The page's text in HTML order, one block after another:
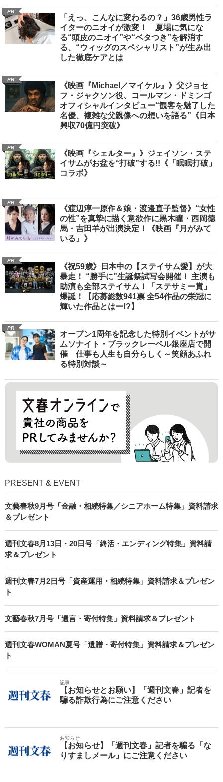
PR
「えっ、こんなに変わるの？」36歳男性ラ
イターのニオイが激変！ 夏場に気にな
る“頭皮のニオイ”や“ベタつき”を解消す
る、“ウィッグのスペシャリスト”が生み出
した徹底ケアとは
PR
《映画『Michael／マイケル』》父ジョセ
フ・ジャクソン役、コールマン・ドミンゴ
オフィシャルインタビュー“観客を魅了した
名優、複雑な父親像への想いを語る”《日本
興収70億円突破》
PR
《映画『シェルター』》ジェイソン・ステ
イサムがお盆を“打破”する!!《「眠眠打破」
コラボ》
PR
《渡辺淳一原作＆娘・渡邉直子監督》“女性
の性”を真摯に描く意欲作に黒木瞳・西岡德
馬・吉田羊が出演決定！《映画『月がみて
いる』》
PR
《祝59歳》日本中の【ステイサム愛】が大
暴走！ “勝手に”生誕祭試写会開催！ 主演も
助演も全部ステイサム！「ステサミー賞」
爆誕！【応募総数941票 全54作品の栄冠に
輝いた作品とはー!?】
PR
オープン1周年を記念した特別イベントがサ
ムソナイト・ブラックレーベル銀座店で開
催 仕事も人生も自分らしく～笑顔あふれ
る特別対談～
PRESENT & EVENT
文藝春秋9月号「金融・相続特集／シニアホーム特集」資料請求
＆プレゼント
週刊文春8月13日・20日号「終活・エンディング特集」資料請
求＆プレゼント
週刊文春7月2日号「資産運用・相続特集」資料請求＆プレゼン
ト
文藝春秋7月号「遺言・寄付特集」資料請求＆プレゼント
週刊文春WOMAN夏号「遺贈・寄付特集」資料請求＆プレゼン
ト
記事
【お知らせとお願い】「週刊文春」記者を
騙る詐欺行為にご注意ください
お知らせ
【お知らせ】「週刊文春」記者を騙る「な
りすましメール」にご注意ください